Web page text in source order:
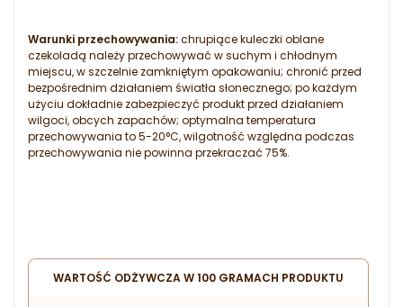
Warunki przechowywania:chrupiące kuleczki oblane
czekoladą należy przechowywać w suchym i chłodnym
miejscu, w szczelnie zamkniętym opakowaniu; chronić przed
bezpośrednim działaniem światła słonecznego; po każdym
użyciu dokładnie zabezpieczyć produkt przed działaniem
wilgoci, obcych zapachów; optymalna temperatura
przechowywania to 5-20°C, wilgotność względna podczas
przechowywania nie powinna przekraczać 75%.
WARTOŚĆ ODŻYWCZA W 100 GRAMACH PRODUKTU